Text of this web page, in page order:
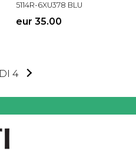
5114R-6XU378 BLU
eur 35.00
DI 4